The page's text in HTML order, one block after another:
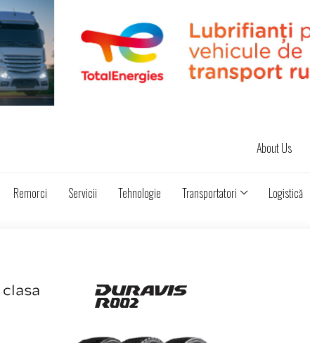
About Us
Remorci Servicii Tehnologie Transportatori Logistică